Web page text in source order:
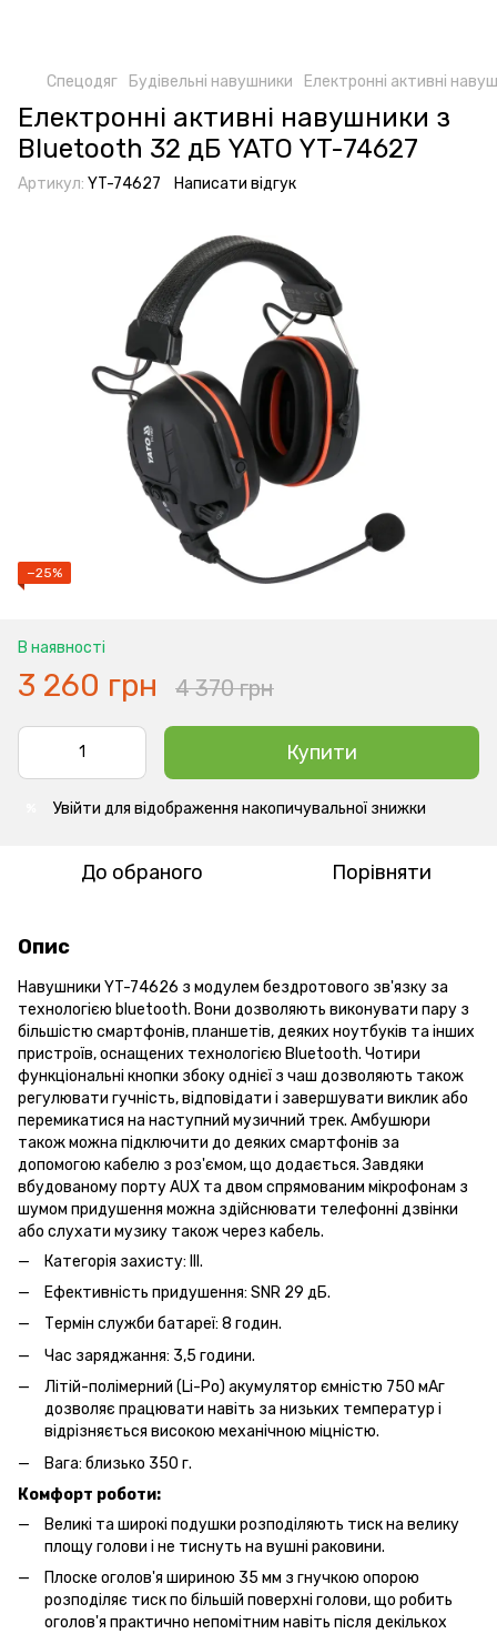
Спецодяг Будівельні навушники Електронні активні
Електронні активні навушники з
Bluetooth 32 дБ YATO YT-74627
Артикул: YT-74627 Написати відгук
−25%
В наявності
3 260 грн 4 370 грн
Купити
Увійти для відображення накопичувальної знижки
До обраного Порівняти
Опис
Навушники YT-74626 з модулем бездротового зв'язку за
технологією bluetooth. Вони дозволяють виконувати пару з
більшістю смартфонів, планшетів, деяких ноутбуків та інших
пристроїв, оснащених технологією Bluetooth. Чотири
функціональні кнопки збоку однієї з чаш дозволяють також
регулювати гучність, відповідати і завершувати виклик або
перемикатися на наступний музичний трек. Амбушюри
також можна підключити до деяких смартфонів за
допомогою кабелю з роз'ємом, що додається. Завдяки
вбудованому порту AUX та двом спрямованим мікрофонам з
шумом придушення можна здійснювати телефонні дзвінки
або слухати музику також через кабель.
Категорія захисту: III.
Ефективність придушення: SNR 29 дБ.
Термін служби батареї: 8 годин.
Час заряджання: 3,5 години.
Літій-полімерний (Li-Po) акумулятор ємністю 750 мАг
дозволяє працювати навіть за низьких температур і
відрізняється високою механічною міцністю.
Вага: близько 350 г.
Комфорт роботи:
Великі та широкі подушки розподіляють тиск на велику
площу голови і не тиснуть на вушні раковини.
Плоске оголов'я шириною 35 мм з гнучкою опорою
розподіляє тиск по більшій поверхні голови, що робить
оголов'я практично непомітним навіть після декількох